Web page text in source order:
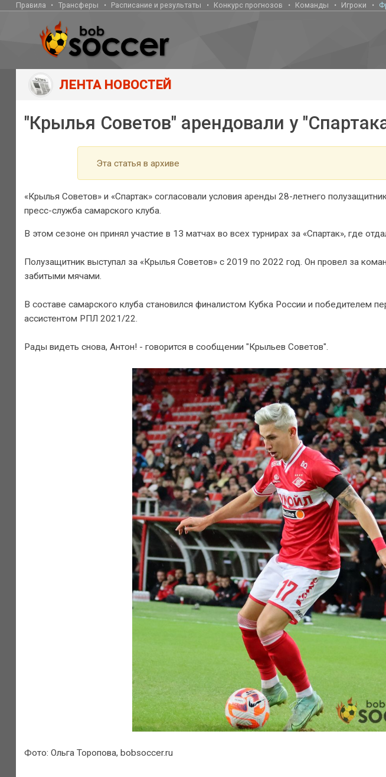
Правила Трансферы Расписание и результаты Конкурс прогнозов Команды Игроки
ЛЕНТА НОВОСТЕЙ
"Крылья Советов" арендовали у
Эта статья в архиве
«Крылья Советов» и «Спартак» согласовали условия аренды 28-летнего
пресс-служба самарского клуба.
В этом сезоне он принял участие в 13 матчах во всех турнирах за «Спартак», где
Полузащитник выступал за «Крылья Советов» с 2019 по 2022 год. Он провел за
забитыми мячами.
В составе самарского клуба становился финалистом Кубка России и победителем
ассистентом РПЛ 2021/22.
Рады видеть снова, Антон! - говорится в сообщении "Крыльев Советов".
Фото: Ольга Торопова, bobsoccer.ru